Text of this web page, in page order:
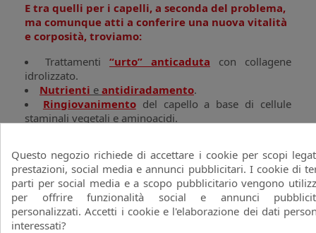
E tra quelli per i capelli, a seconda del problema,
ma comunque atti a conferire una nuova vitalità
e corposità, troviamo:
Trattamenti “urto” anticaduta con collagene
idrolizzato.
Nutrienti e antidiradamento.
Ringiovanimentodel capello a base di cellule
staminali vegetali e aminoacidi.
Perché quando la struttura capillare non è
danneggiata o debole, e il cuoio capelluto elastico e
traspirante, il risultato di unaabbondante crescitadi
capelli luminosi, non tarda ad arrivare.
Questo negozio richiede di accettare i cookie per scopi
prestazioni, social media e annunci pubblicitari. I cookie di
parti per social media e a scopo pubblicitario vengono
per offrire funzionalità social e annunci
personalizzati. Accetti i cookie e l'elaborazione dei dati
interessati?